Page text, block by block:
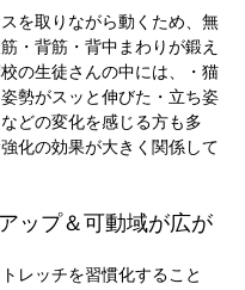
を取りながら動くため、無
・背筋・背中まわりが鍛え
の生徒さんの中には、・猫
勢がスッと伸びた・立ち姿
どの変化を感じる方も多
化の効果が大きく関係して
ップ＆可動域が広が
レッチを習慣化すること